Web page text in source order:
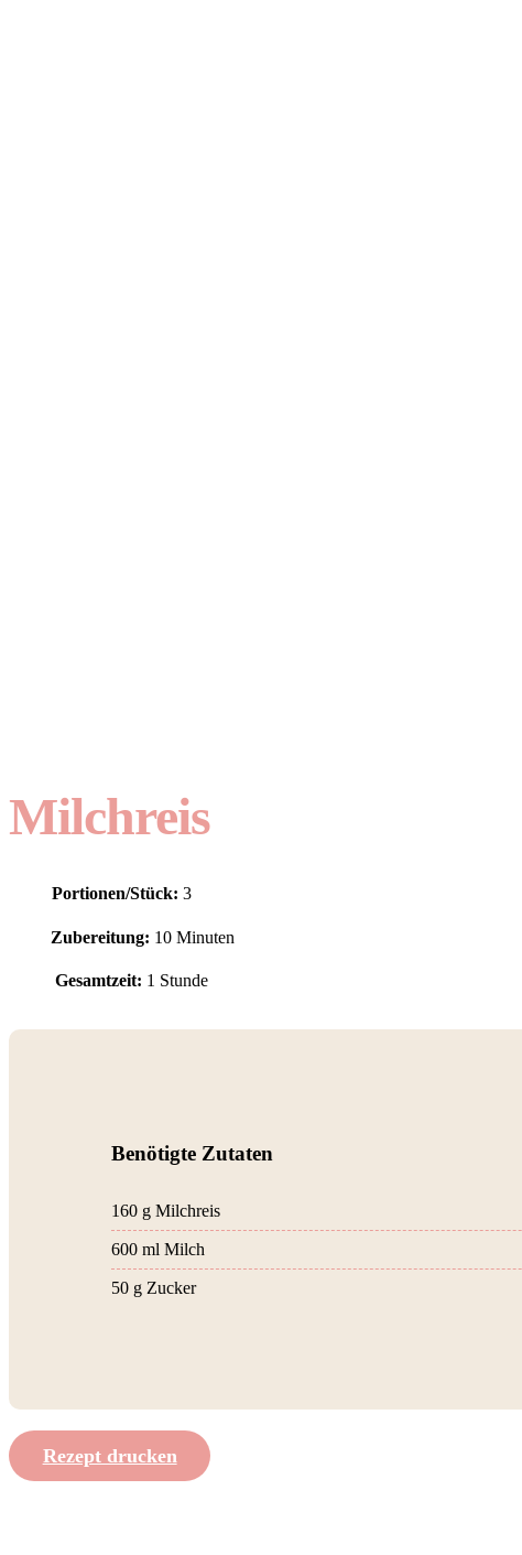
Milchreis
Portionen/Stück:3
Zubereitung: 10 Minuten
Gesamtzeit: 1 Stunde
Benötigte Zutaten
160 g Milchreis
600 ml Milch
50 g Zucker
Rezept drucken